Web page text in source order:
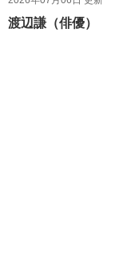
渡辺謙（俳優）